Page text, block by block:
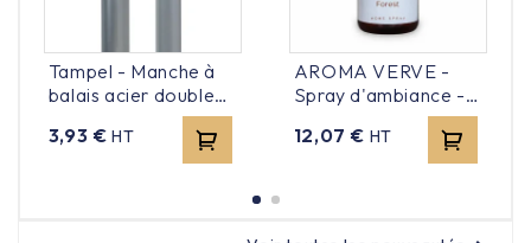
Tampel - Manche à
balais acier double
fonction 140cm
3,93 € HTPrix
AROMA VERVE -
Spray d'ambiance -
Forest - 500ml
12,07 € HTPrix